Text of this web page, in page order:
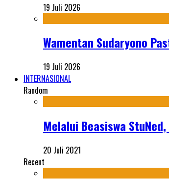
19 Juli 2026
Wamentan Sudaryono
19 Juli 2026
INTERNASIONAL
Random
Melalui Beasiswa
20 Juli 2021
Recent